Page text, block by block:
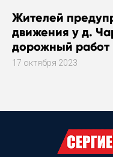
Жителей
движения у д.
дорожный работ
17 октября 2023